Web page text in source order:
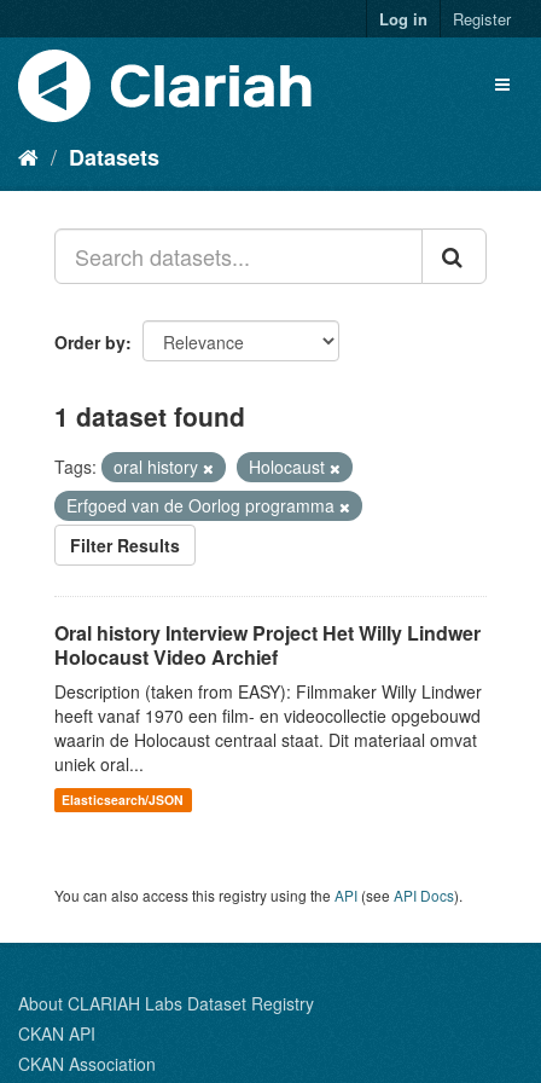
Log in Register
Datasets
Order by
1 dataset found
Tags: oral history
Holocaust
Erfgoed van de Oorlog programma
Filter Results
Oral history Interview Project Het Willy Lindwer
Holocaust Video Archief
Description (taken from EASY): Filmmaker Willy Lindwer
heeft vanaf 1970 een film- en videocollectie opgebouwd
waarin de Holocaust centraal staat. Dit materiaal omvat
uniek oral...
Elasticsearch/JSON
You can also access this registry using the API (see API Docs).
About CLARIAH Labs Dataset Registry
CKAN API
CKAN Association